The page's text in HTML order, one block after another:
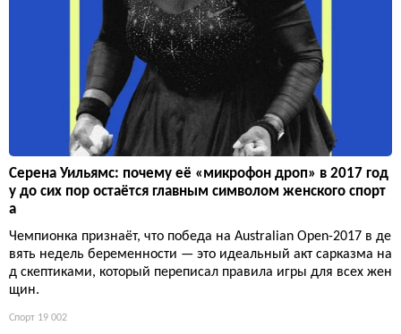
Серена Уильямс: почему её «микрофон дроп» в 2017 год
у до сих пор остаётся главным символом женского спорт
а
Чемпионка признаёт, что победа на Australian Open-2017 в де
вять недель беременности — это идеальный акт сарказма на
д скептиками, который переписал правила игры для всех жен
щин.
Спорт 19 002